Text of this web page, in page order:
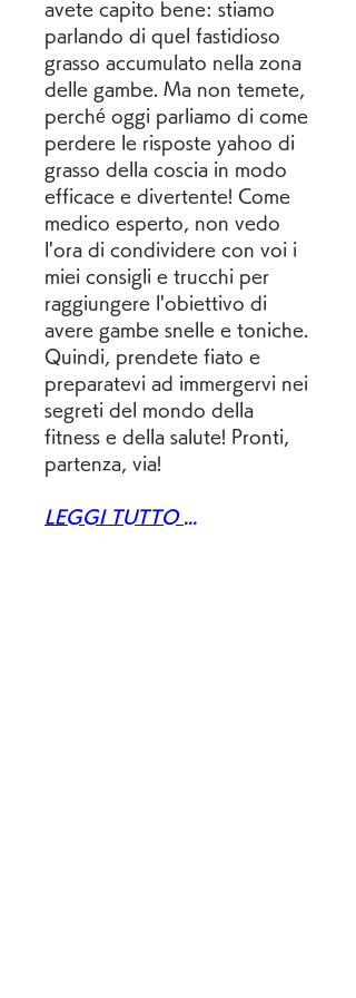
avete capito bene: stiamo
parlando di quel fastidioso
grasso accumulato nella zona
delle gambe. Ma non temete,
perché oggi parliamo di come
perdere le risposte yahoo di
grasso della coscia in modo
efficace e divertente! Come
medico esperto, non vedo
l'ora di condividere con voi i
miei consigli e trucchi per
raggiungere l'obiettivo di
avere gambe snelle e toniche.
Quindi, prendete fiato e
preparatevi ad immergervi nei
segreti del mondo della
fitness e della salute! Pronti,
partenza, via!
LEGGI TUTTO ...